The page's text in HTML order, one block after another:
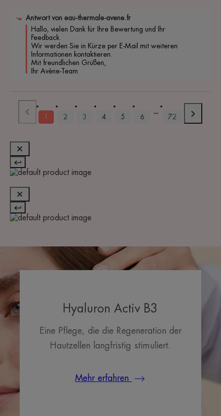
Antwort von eau-thermale-avene.fr
Hallo, vielen Dank für Ihre Bewertung und Ihr
Feedback.
Wir werden Sie in Kürze per E-Mail mit weiteren
Informationen kontaktieren.
Mit freundlichen Grüßen,
Ihr Avène-Team
2 3 4 5 6 72
Hyaluron Activ B3
Eine Pflege, die die Regeneration der
Hautzellen langfristig stimuliert.
Mehr erfahren